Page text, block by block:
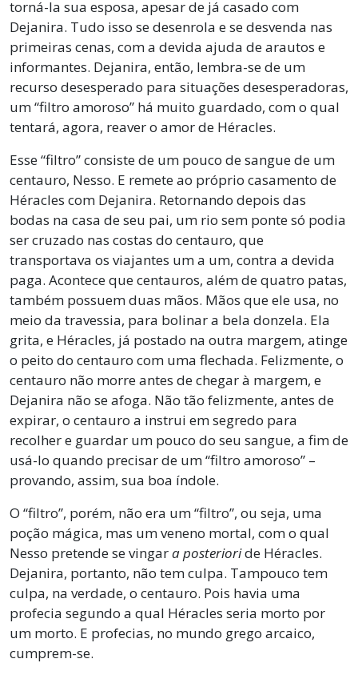
torná-la sua esposa, apesar de já casado com
Dejanira. Tudo isso se desenrola e se desvenda nas
primeiras cenas, com a devida ajuda de arautos e
informantes. Dejanira, então, lembra-se de um
recurso desesperado para situações desesperadoras,
um “filtro amoroso” há muito guardado, com o qual
tentará, agora, reaver o amor de Héracles.
Esse “filtro” consiste de um pouco de sangue de um
centauro, Nesso. E remete ao próprio casamento de
Héracles com Dejanira. Retornando depois das
bodas na casa de seu pai, um rio sem ponte só podia
ser cruzado nas costas do centauro, que
transportava os viajantes um a um, contra a devida
paga. Acontece que centauros, além de quatro patas,
também possuem duas mãos. Mãos que ele usa, no
meio da travessia, para bolinar a bela donzela. Ela
grita, e Héracles, já postado na outra margem, atinge
o peito do centauro com uma flechada. Felizmente, o
centauro não morre antes de chegar à margem, e
Dejanira não se afoga. Não tão felizmente, antes de
expirar, o centauro a instrui em segredo para
recolher e guardar um pouco do seu sangue, a fim de
usá-lo quando precisar de um “filtro amoroso” –
provando, assim, sua boa índole.
O “filtro”, porém, não era um “filtro”, ou seja, uma
poção mágica, mas um veneno mortal, com o qual
Nesso pretende se vingara posterioride Héracles.
Dejanira, portanto, não tem culpa. Tampouco tem
culpa, na verdade, o centauro. Pois havia uma
profecia segundo a qual Héracles seria morto por
um morto. E profecias, no mundo grego arcaico,
cumprem-se.